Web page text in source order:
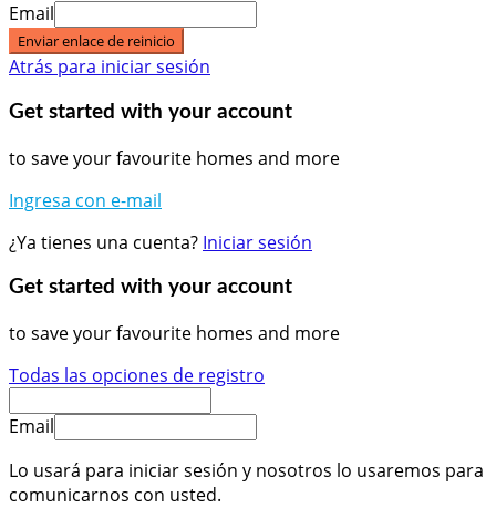
Email
Enviar enlace de reinicio
Atrás para iniciar sesión
Get started with your account
to save your favourite homes and more
Ingresa con e-mail
¿Ya tienes una cuenta? Iniciar sesión
Get started with your account
to save your favourite homes and more
Todas las opciones de registro
Email
Lo usará para iniciar sesión y nosotros lo usaremos para
comunicarnos con usted.